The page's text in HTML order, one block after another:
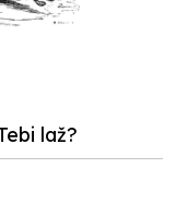
laž?